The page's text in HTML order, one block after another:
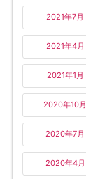
2021年7月
2021年4月
2021年1月
2020年10月
2020年7月
2020年4月